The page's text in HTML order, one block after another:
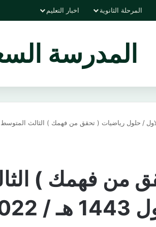
المرحلة الثانوية اخبار التعليم
المدرسة
/ حلول رياضيات ( تحقق من فهمك ) الثالث المتوسط
من فهمك )
م